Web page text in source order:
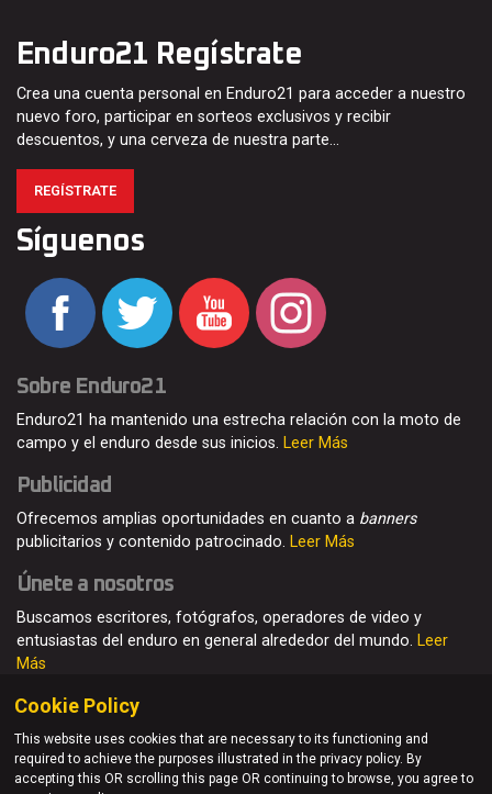
Enduro21 Regístrate
Crea una cuenta personal en Enduro21 para acceder a nuestro
nuevo foro, participar en sorteos exclusivos y recibir
descuentos, y una cerveza de nuestra parte…
REGÍSTRATE
Síguenos
Sobre Enduro21
Enduro21 ha mantenido una estrecha relación con la moto de
campo y el enduro desde sus inicios. Leer Más
Publicidad
Ofrecemos amplias oportunidades en cuanto a banners
publicitarios y contenido patrocinado. Leer Más
Únete a nosotros
Buscamos escritores, fotógrafos, operadores de video y
entusiastas del enduro en general alrededor del mundo. Leer
Más
© Enduro21 / Future7Media Limited. Todos los derechos
Cookie Policy
This website uses cookies that are necessary to its functioning and
required to achieve the purposes illustrated in the privacy policy. By
accepting this OR scrolling this page OR continuing to browse, you agree to